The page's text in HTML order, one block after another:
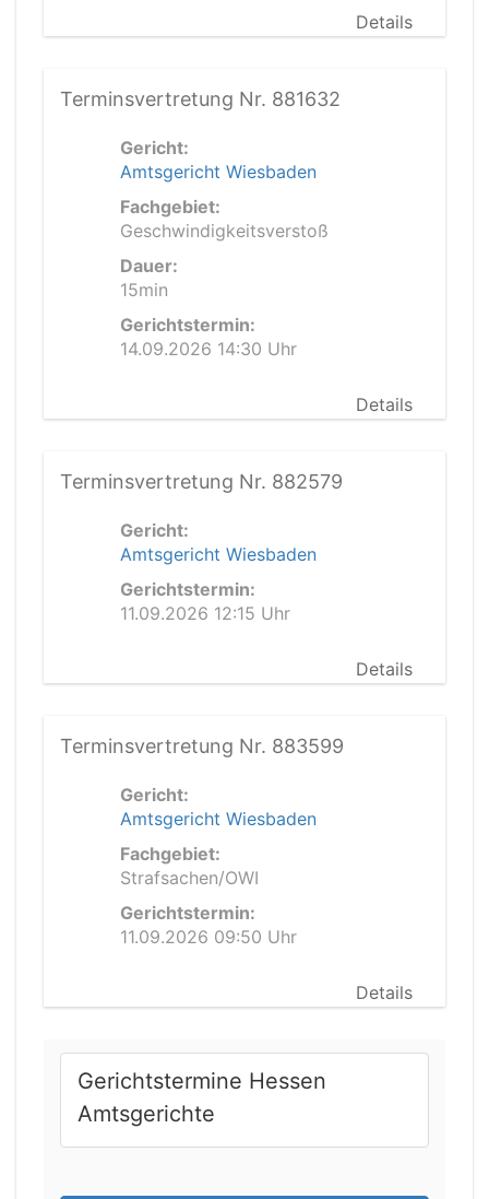
Details
Terminsvertretung Nr. 881632
Gericht:
Amtsgericht Wiesbaden
Fachgebiet:
Geschwindigkeitsverstoß
Dauer:
15min
Gerichtstermin:
14.09.2026 14:30 Uhr
Details
Terminsvertretung Nr. 882579
Gericht:
Amtsgericht Wiesbaden
Gerichtstermin:
11.09.2026 12:15 Uhr
Details
Terminsvertretung Nr. 883599
Gericht:
Amtsgericht Wiesbaden
Fachgebiet:
Strafsachen/OWI
Gerichtstermin:
11.09.2026 09:50 Uhr
Details
Gerichtstermine Hessen
Amtsgerichte